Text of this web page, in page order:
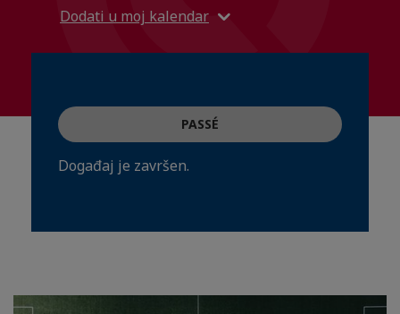
Dodati u moj kalendar
PASSÉ
Događaj je završen.